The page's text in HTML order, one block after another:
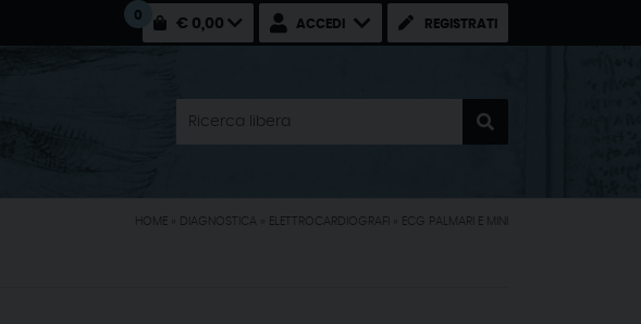
REGISTRATI
ACCEDI
0
€ 0,00
HOME DIAGNOSTICA ELETTROCARDIOGRAFI ECG PALMARI E MINI